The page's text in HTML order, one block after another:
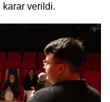
verildi.